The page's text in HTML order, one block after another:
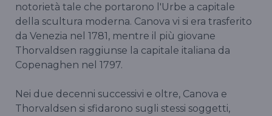
notorietà tale che portarono l'Urbe a capitale
della scultura moderna. Canova vi si era trasferito
da Venezia nel 1781, mentre il più giovane
Thorvaldsen raggiunse la capitale italiana da
Copenaghen nel 1797.
Nei due decenni successivi e oltre, Canova e
Thorvaldsen si sfidarono sugli stessi soggetti,